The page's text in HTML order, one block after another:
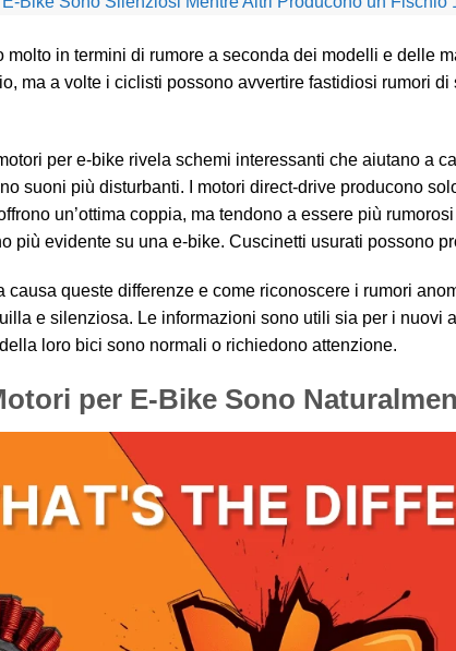
molto in termini di rumore a seconda dei modelli e delle
ma a volte i ciclisti possono avvertire fastidiosi rumori
per e-bike rivela schemi interessanti che aiutano a
suoni più disturbanti. I motori direct-drive producono
un’ottima coppia, ma tendono a essere più
più evidente su una e-bike. Cuscinetti usurati possono
causa queste differenze e come riconoscere i rumori
e silenziosa. Le informazioni sono utili sia per i nuovi
loro bici sono normali o richiedono attenzione.
per E-Bike Sono